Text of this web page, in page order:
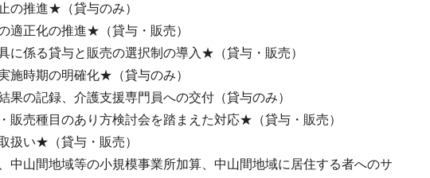
の推進★（貸与のみ）
適正化の推進★（貸与・販売）
に係る貸与と販売の選択制の導入★（貸与・販売）
施時期の明確化★（貸与のみ）
果の記録、介護支援専門員への交付（貸与のみ）
販売種目のあり方検討会を踏まえた対応★（貸与・販売）
扱い★（貸与・販売）
中山間地域等の小規模事業所加算、中山間地域に居住する者へのサ